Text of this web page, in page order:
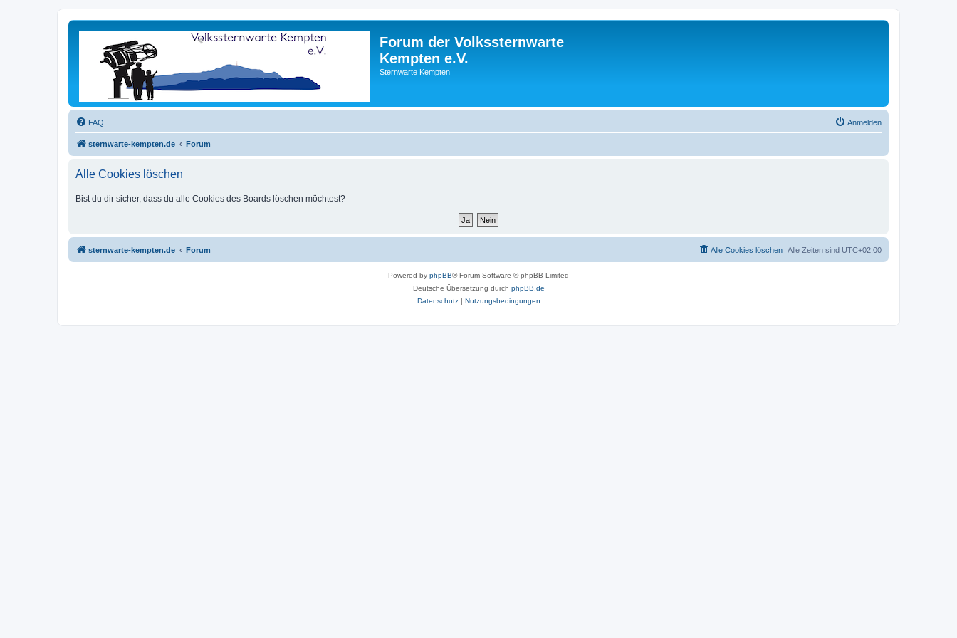
Forum der Volkssternwarte
Kempten e.V.
Sternwarte Kempten
FAQ Anmelden
sternwarte-kempten.de Forum
Alle Cookies löschen
Bist du dir sicher, dass du alle Cookies des Boards löschen möchtest?
sternwarte-kempten.de Forum Alle Zeiten sind UTC+02:00
Alle Cookies löschen
Powered by phpBB® Forum Software © phpBB Limited
Deutsche Übersetzung durch phpBB.de
Datenschutz| Nutzungsbedingungen